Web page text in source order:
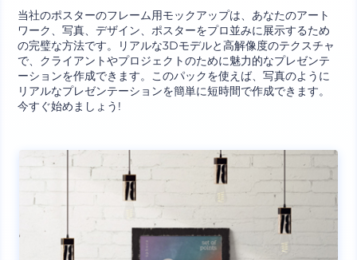
当社のポスターのフレーム用モックアップは、あなたのアート
ワーク、写真、デザイン、ポスターをプロ並みに展示するため
の完璧な方法です。リアルな3Dモデルと高解像度のテクスチャ
で、クライアントやプロジェクトのために魅力的なプレゼンテ
ーションを作成できます。このパックを使えば、写真のように
リアルなプレゼンテーションを簡単に短時間で作成できます。
今すぐ始めましょう!